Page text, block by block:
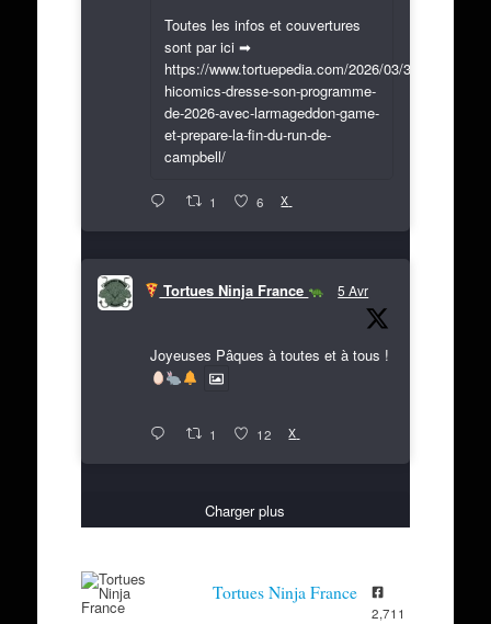
Toutes les infos et couvertures
sont par ici ➡
https://www.tortuepedia.com/2026/03/31/exclusif-
hicomics-dresse-son-programme-
de-2026-avec-larmageddon-game-
et-prepare-la-fin-du-run-de-
campbell/
1 6 X
Tortues Ninja France 5 Avr
Joyeuses Pâques à toutes et à tous !
1 12 X
Charger plus
Tortues Ninja France
2,711